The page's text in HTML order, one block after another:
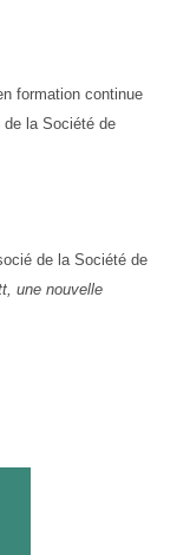
formation continue
la Société de
de la Société de
une nouvelle